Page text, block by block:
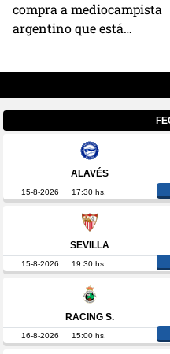
compra a mediocampista
argentino que está